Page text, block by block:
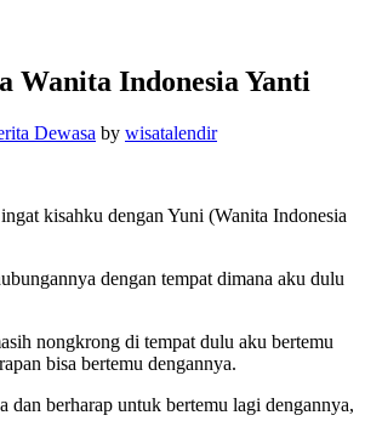
Wanita Indonesia Yanti
Dewasa by wisatalendir
kisahku dengan Yuni (Wanita Indonesia
dengan tempat dimana aku dulu
nongkrong di tempat dulu aku bertemu
bisa bertemu dengannya.
dan berharap untuk bertemu lagi dengannya,